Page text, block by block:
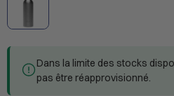
Dans la limite des stocks
pas être réapprovisionné.